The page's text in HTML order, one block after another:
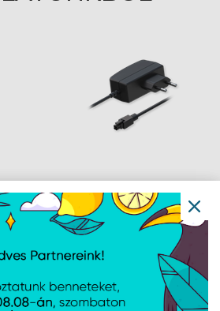
Teltonika EU tápegység,
9 W